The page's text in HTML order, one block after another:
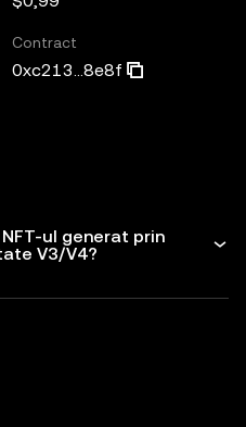
Contract
0xc213...8e8f
ul generat prin
V3/V4?